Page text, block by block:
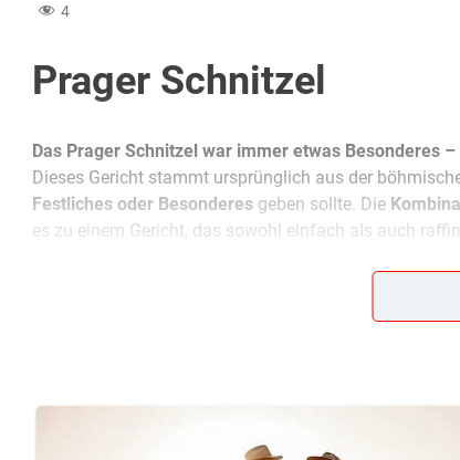
4
Prager Schnitzel
Das Prager Schnitzel war immer etwas Besonderes
Dieses Gericht stammt ursprünglich aus der
Festliches oder Besonderesgeben sollte. Die
es zu einem Gericht, das sowohl einfach als auch
Ein paar Schnitzel, etwas
Ein Gericht, das sich gut vorbereiten lässt – und beim